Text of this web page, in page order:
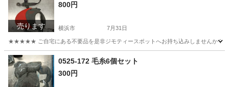
売ります
800円
横浜市 7月31日
★★★★★ ご自宅にある不要品を是非ジモティースポットへお持ち込みしませんか？
神奈川 横浜市 現地
0525-172 毛糸6個セット
300円